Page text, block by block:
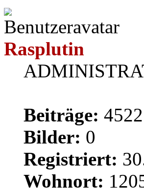
Rasplutin
Beiträge: 4522
Bilder: 0
Registriert:
Wohnort: